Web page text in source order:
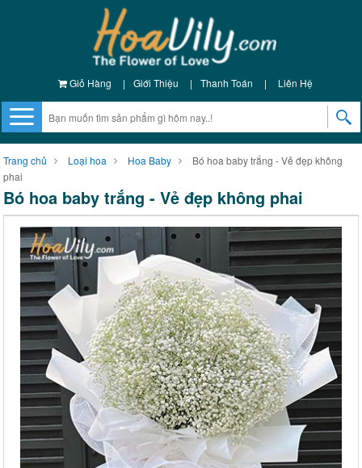
Giỏ Hàng | Giới Thiệu | Thanh Toán | Liên Hệ
Trang chủ Loại hoa Hoa Baby
Bó hoa baby trắng - Vẻ đẹp không
phai
Bó hoa baby trắng - Vẻ đẹp không phai